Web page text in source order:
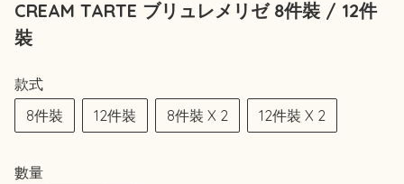
CREAM TARTE ブリュレメリゼ 8件裝 / 12件
裝
款式
8件裝
12件裝 8件裝 X 2 12件裝 X 2
數量